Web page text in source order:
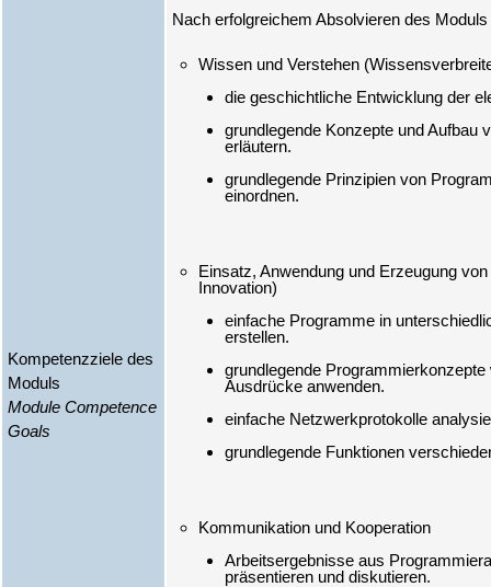
Kompetenzziele des
Moduls
Module Competence
Goals
die geschichtliche Entwicklung der
grundlegende Konzepte und Aufbau
erläutern.
grundlegende Prinzipien von
einordnen.
Einsatz, Anwendung und Erzeugung
einfache Programme in
erstellen.
grundlegende
Ausdrücke anwenden.
einfache Netzwerkprotokolle
grundlegende Funktionen
Kommunikation und Kooperation
Arbeitsergebnisse aus
präsentieren und diskutieren.